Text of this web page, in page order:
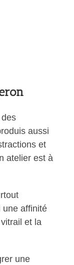
aussi
et
atelier est à
une affinité
et la
une